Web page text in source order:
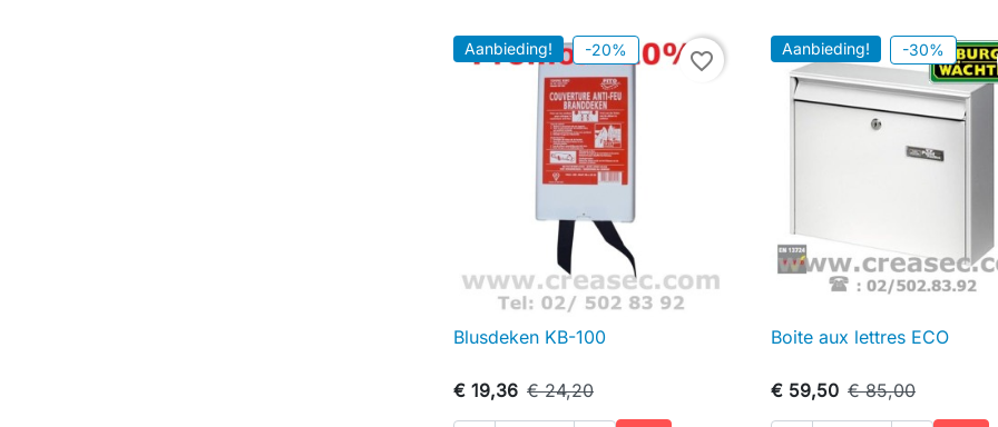
Aanbieding! -20% favorite_border
 Snel bekijken
Blusdeken KB-100
€ 19,36 € 24,20
Aanbieding! -30%
 Snel bekijken
Boite aux lettres ECO
€ 59,50 € 85,00